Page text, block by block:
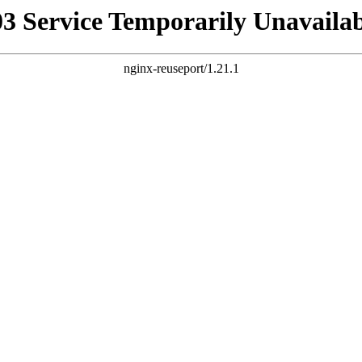
Service Temporarily
nginx-reuseport/1.21.1